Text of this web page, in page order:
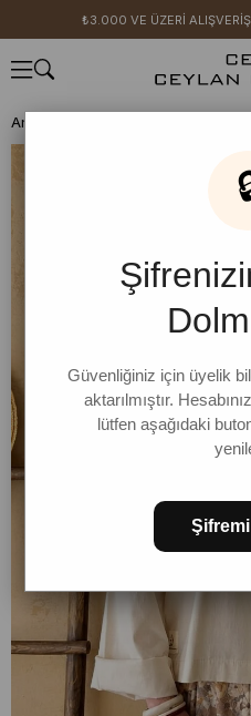
₺3.000 VE ÜZERİ
Anasayfa
Güvenliğiniz için üyelik
aktarılmıştır.
lütfen aşağıdaki